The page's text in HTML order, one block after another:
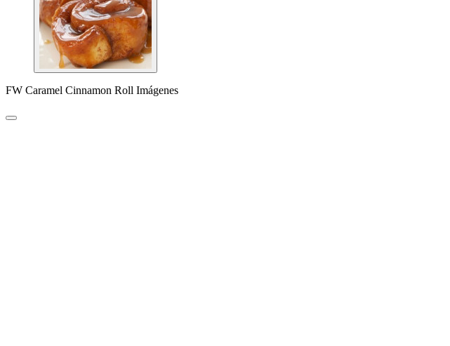
FW Caramel Cinnamon Roll Imágenes